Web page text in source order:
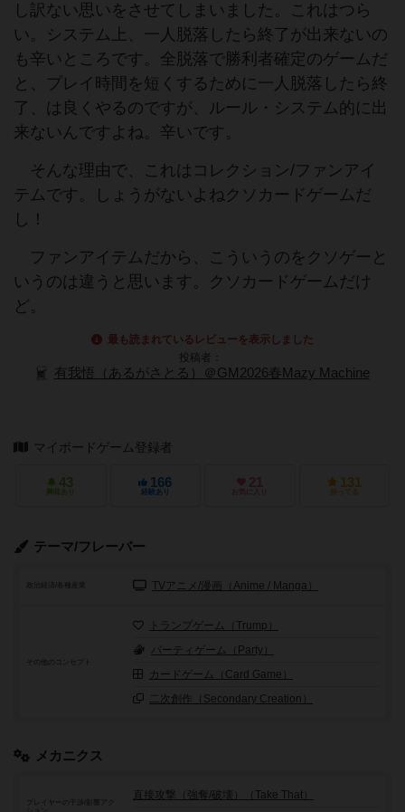
し訳ない思いをさせてしまいました。これはつら
い。システム上、一人脱落したら終了が出来ないの
も辛いところです。全脱落で勝利者確定のゲームだ
と、プレイ時間を短くするために一人脱落したら終
了、は良くやるのですが、ルール・システム的に出
来ないんですよね。辛いです。
そんな理由で、これはコレクション/ファンアイ
テムです。しょうがないよねクソカードゲームだ
し！
ファンアイテムだから、こういうのをクソゲーと
いうのは違うと思います。クソカードゲームだけ
ど。
最も読まれているレビューを表示しました
投稿者：
有我悟（あるがさとる）＠GM2026春Mazy Machine
マイボードゲーム登録者
43
興味あり
166
経験あり
21
お気に入り
131
持ってる
テーマ/フレーバー
政治経済/各種産業 TVアニメ/漫画（Anime / Manga）
その他のコンセプト
トランプゲーム（Trump）
パーティゲーム（Party）
カードゲーム（Card Game）
二次創作（Secondary Creation）
メカニクス
プレイヤーの干渉/影響アク
直接攻撃（強奪/破壊）（Take That）